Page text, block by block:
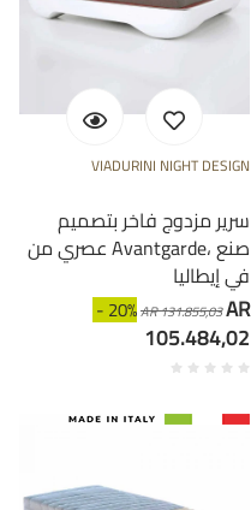
VIADURINI NIGHT DESIGN
سرير مزدوج فاخر بتصميم
عصري من Avantgarde، صنع
في إيطاليا
- 20%AR 131.855,03AR
105.484,02